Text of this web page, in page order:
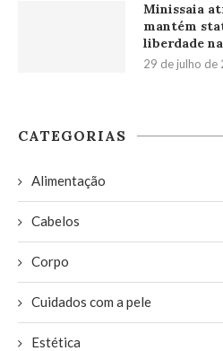
Minissaia
mantém
liberdade
29 de julho de
CATEGORIAS
Alimentação
Cabelos
Corpo
Cuidados com a pele
Estética